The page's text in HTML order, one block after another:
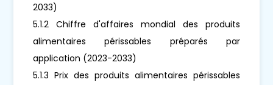
2033)
5.1.2 Chiffre d'affaires mondial des produits
alimentaires périssables préparés par
application (2023-2033)
5.1.3 Prix des produits alimentaires périssables